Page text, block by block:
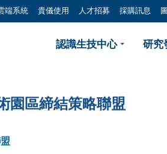
端系統 貴儀使用 人才招募 採購訊息
心與農委會屏
認識生技中心 研究
園區締結策略聯盟